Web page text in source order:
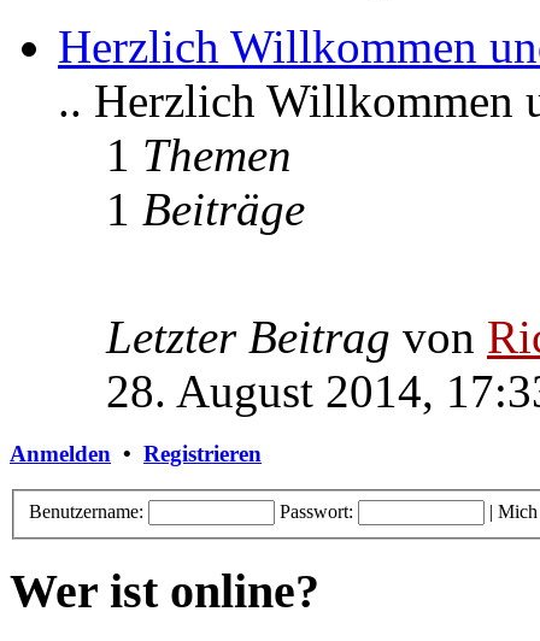
Herzlich Willkommen
.. Herzlich Willkommen
1 Themen
1 Beiträge
Letzter Beitrag von
28. August 2014,
Anmelden • Registrieren
Benutzername: Passwort: | Mich
Wer ist online?